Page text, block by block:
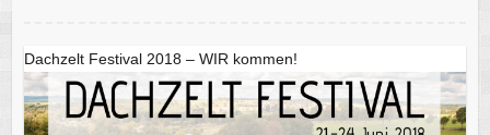
Dachzelt Festival 2018 – WIR kommen!